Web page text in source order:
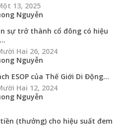
13, 2025
Nguyễn
sự trở thành cổ đông có hiệu
Hai 26, 2024
Nguyễn
ESOP của Thế Giới Di Động...
Hai 12, 2024
Nguyễn
(thưởng) cho hiệu suất đem